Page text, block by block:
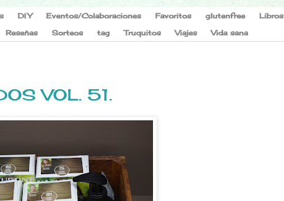
DIY Eventos/Colaboraciones Favoritos glutenfree Libros
Reseñas Sorteos tag Truquitos Viajes Vida sana
VOL. 51.